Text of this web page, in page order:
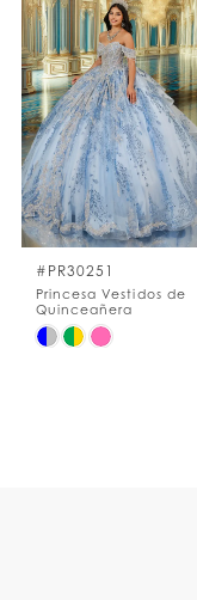
List
#75c0897b3e
to
end
#PR30251
Princesa Vestidos de
Quinceañera
Skip